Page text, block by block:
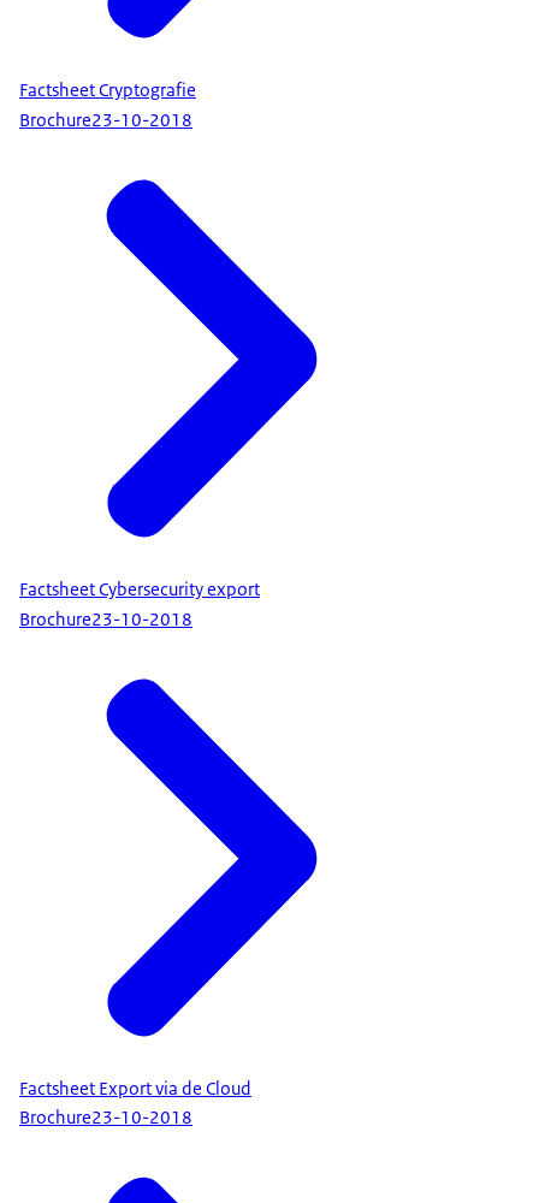
Factsheet Cryptografie
Brochure23-10-2018
Factsheet Cybersecurity export
Brochure23-10-2018
Factsheet Export via de Cloud
Brochure23-10-2018